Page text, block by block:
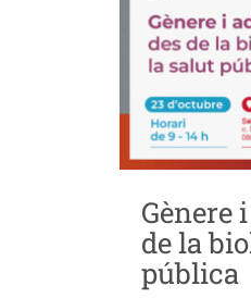
Gènere
de la
pública